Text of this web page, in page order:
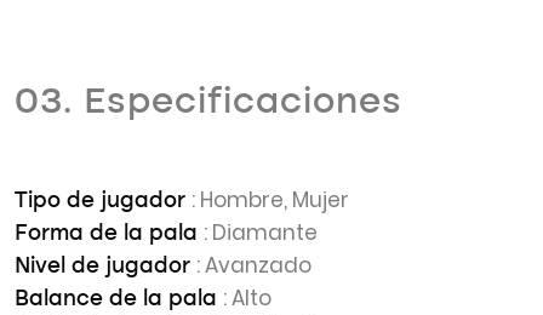
03. Especificaciones
Tipo de jugador : Hombre, Mujer
Forma de la pala : Diamante
Nivel de jugador : Avanzado
Balance de la pala : Alto